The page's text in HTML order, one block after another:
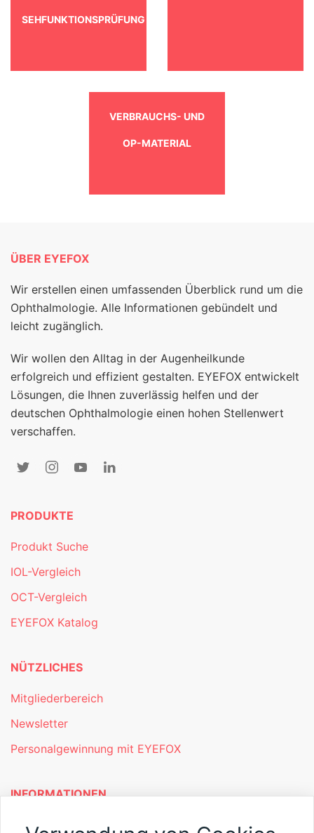
SEHFUNKTIONSPRÜFUNG
VERBRAUCHS- UND
OP-MATERIAL
ÜBER EYEFOX
Wir erstellen einen umfassenden Überblick rund um die
Ophthalmologie. Alle Informationen gebündelt und
leicht zugänglich.
Wir wollen den Alltag in der Augenheilkunde
erfolgreich und effizient gestalten. EYEFOX entwickelt
Lösungen, die Ihnen zuverlässig helfen und der
deutschen Ophthalmologie einen hohen Stellenwert
verschaffen.
PRODUKTE
Produkt Suche
IOL-Vergleich
OCT-Vergleich
EYEFOX Katalog
NÜTZLICHES
Mitgliederbereich
Newsletter
Personalgewinnung mit EYEFOX
INFORMATIONEN
Was ist EYEFOX – Ihre Möglichkeiten